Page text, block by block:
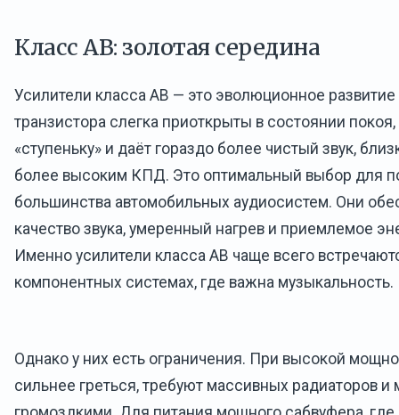
Класс AB: золотая середина
Усилители класса AB — это эволюционное развитие
транзистора слегка приоткрыты в состоянии покоя,
«ступеньку» и даёт гораздо более чистый звук,
более высоким КПД. Это оптимальный выбор для
большинства автомобильных аудиосистем. Они
качество звука, умеренный нагрев и приемлемое
Именно усилители класса AB чаще всего
компонентных системах, где важна музыкальность.
Однако у них есть ограничения. При высокой
сильнее греться, требуют массивных радиаторов и